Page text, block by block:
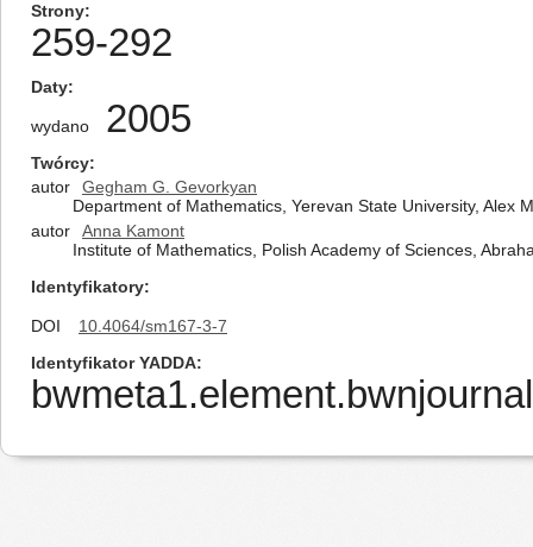
Strony
259-292
Daty
wydano 2005
Twórcy
autor
Gegham G. Gevorkyan
Department of Mathematics, Yerevan State University, Alex
autor
Anna Kamont
Institute of Mathematics, Polish Academy of Sciences,
Identyfikatory
DOI
10.4064/sm167-3-7
Identyfikator YADDA